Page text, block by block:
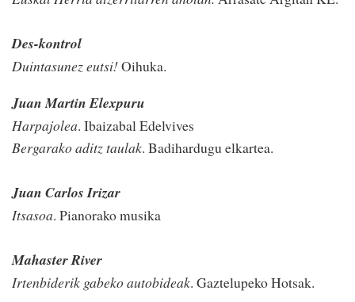
Des-kontrol
Duintasunez eutsi!Oihuka.
Juan Martin Elexpuru
Harpajolea. Ibaizabal Edelvives
Bergarako aditz taulak. Badihardugu elkartea.
Juan Carlos Irizar
Itsasoa. Pianorako musika
Mahaster River
Irtenbiderik gabeko autobideak. Gaztelupeko Hotsak.